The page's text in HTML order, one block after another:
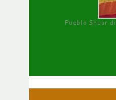
Pueblo Shuar